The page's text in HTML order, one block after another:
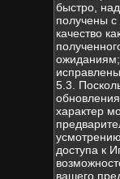
быстро,
получены
качество
исправлены.
5.3.
характер
доступа к
вашего